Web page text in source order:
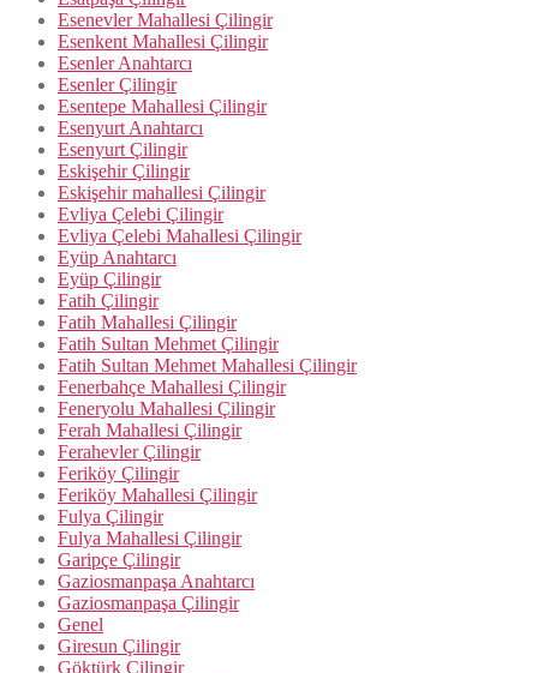
Esenevler Mahallesi Çilingir
Esenkent Mahallesi Çilingir
Esenler Anahtarcı
Esenler Çilingir
Esentepe Mahallesi Çilingir
Esenyurt Anahtarcı
Esenyurt Çilingir
Eskişehir Çilingir
Eskişehir mahallesi Çilingir
Evliya Çelebi Çilingir
Evliya Çelebi Mahallesi Çilingir
Eyüp Anahtarcı
Eyüp Çilingir
Fatih Çilingir
Fatih Mahallesi Çilingir
Fatih Sultan Mehmet Çilingir
Fatih Sultan Mehmet Mahallesi Çilingir
Fenerbahçe Mahallesi Çilingir
Feneryolu Mahallesi Çilingir
Ferah Mahallesi Çilingir
Ferahevler Çilingir
Feriköy Çilingir
Feriköy Mahallesi Çilingir
Fulya Çilingir
Fulya Mahallesi Çilingir
Garipçe Çilingir
Gaziosmanpaşa Anahtarcı
Gaziosmanpaşa Çilingir
Genel
Giresun Çilingir
Göktürk Çilingir